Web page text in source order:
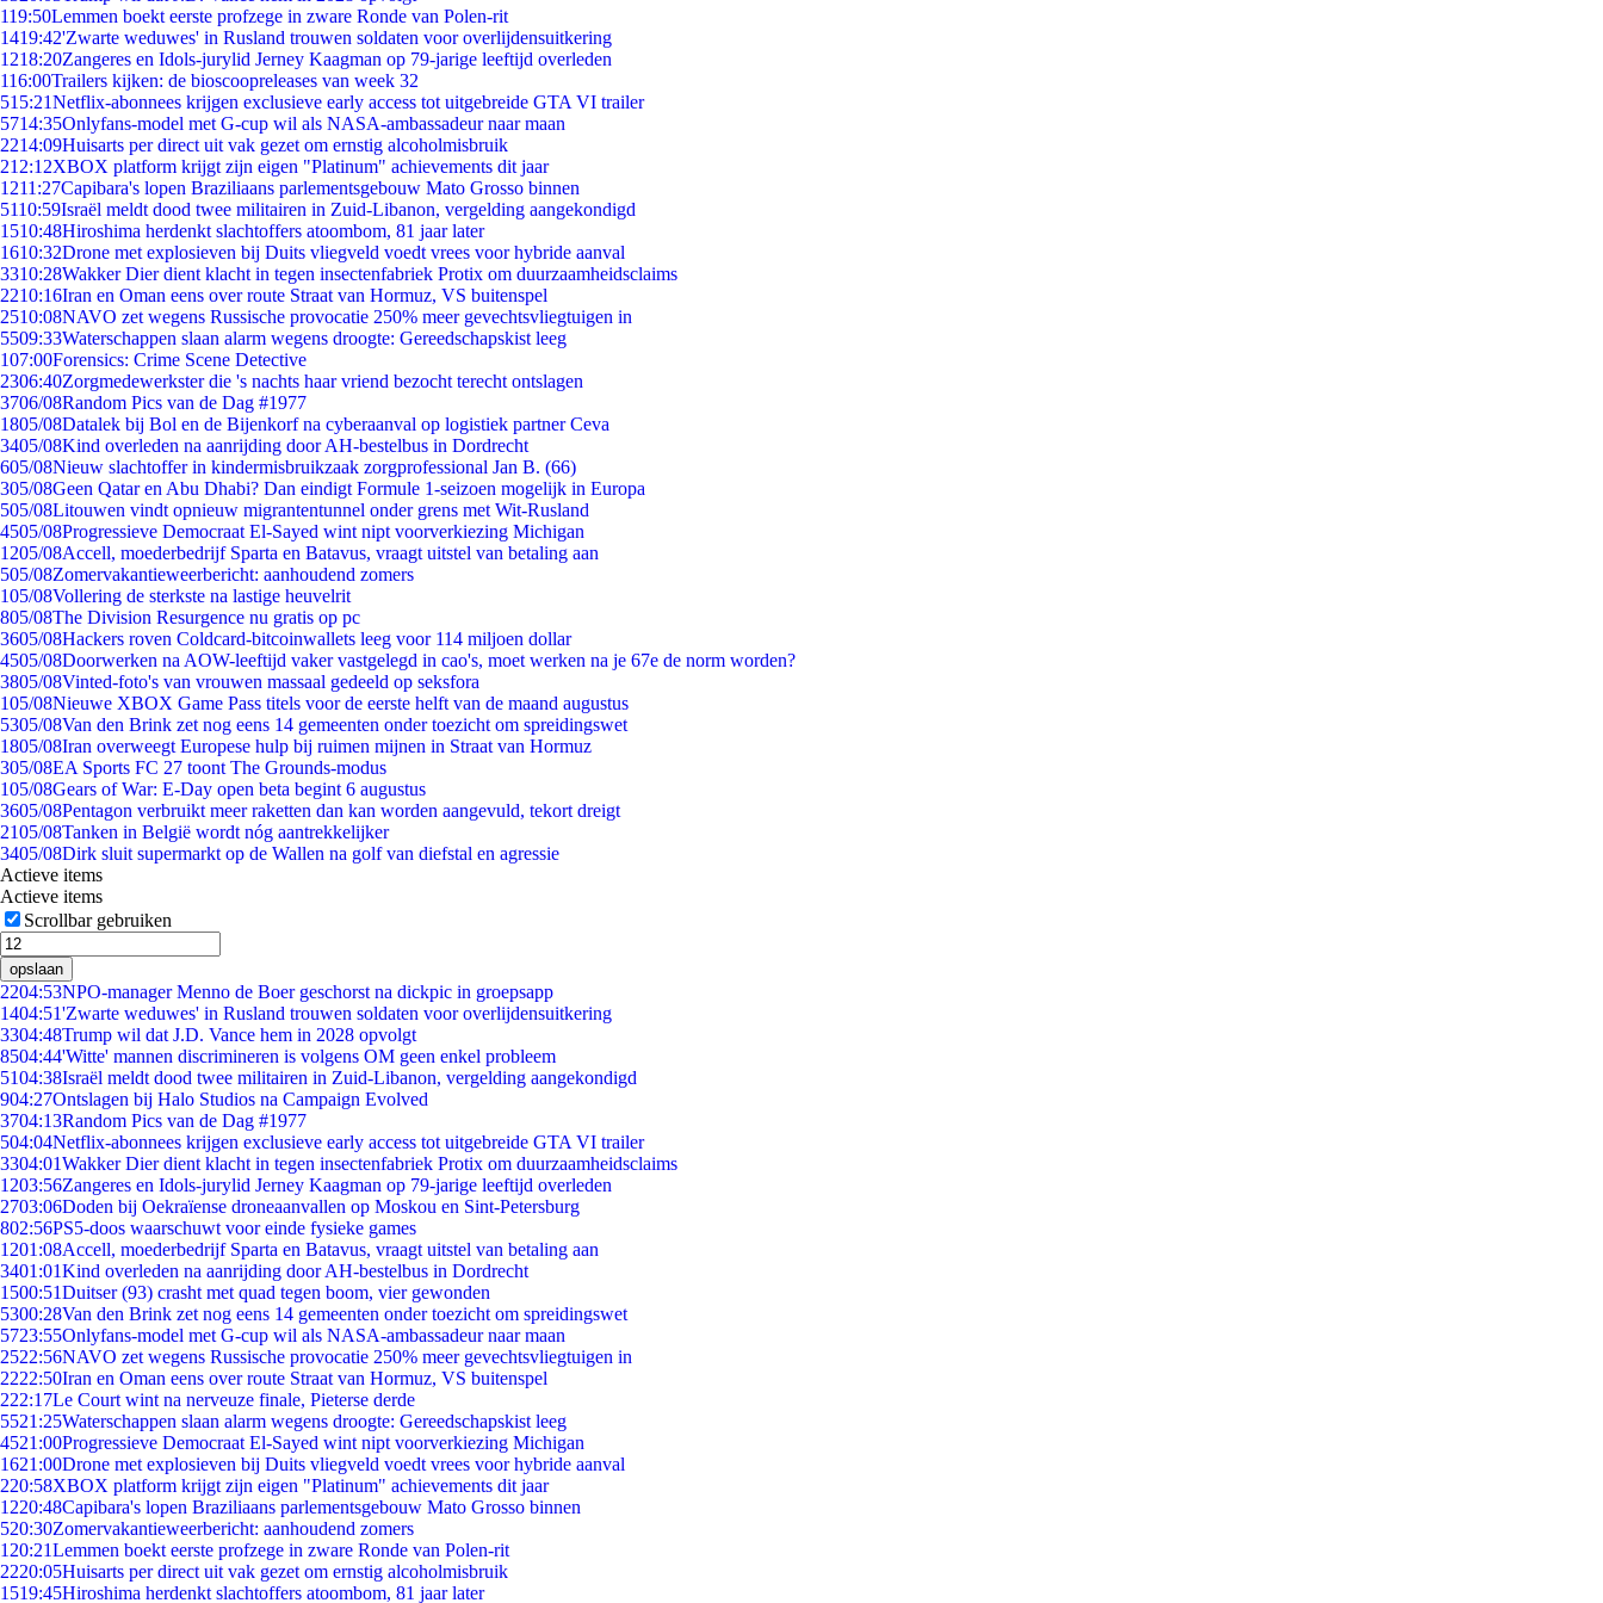
119:50Lemmen boekt eerste profzege in zware Ronde van Polen-rit
1419:42'Zwarte weduwes' in Rusland trouwen soldaten voor overlijdensuitkering
1218:20Zangeres en Idols-jurylid Jerney Kaagman op 79-jarige leeftijd overleden
116:00Trailers kijken: de bioscoopreleases van week 32
515:21Netflix-abonnees krijgen exclusieve early access tot uitgebreide GTA VI trailer
5714:35Onlyfans-model met G-cup wil als NASA-ambassadeur naar maan
2214:09Huisarts per direct uit vak gezet om ernstig alcoholmisbruik
212:12XBOX platform krijgt zijn eigen "Platinum" achievements dit jaar
1211:27Capibara's lopen Braziliaans parlementsgebouw Mato Grosso binnen
5110:59Israël meldt dood twee militairen in Zuid-Libanon, vergelding aangekondigd
1510:48Hiroshima herdenkt slachtoffers atoombom, 81 jaar later
1610:32Drone met explosieven bij Duits vliegveld voedt vrees voor hybride aanval
3310:28Wakker Dier dient klacht in tegen insectenfabriek Protix om duurzaamheidsclaims
2210:16Iran en Oman eens over route Straat van Hormuz, VS buitenspel
2510:08NAVO zet wegens Russische provocatie 250% meer gevechtsvliegtuigen in
5509:33Waterschappen slaan alarm wegens droogte: Gereedschapskist leeg
107:00Forensics: Crime Scene Detective
2306:40Zorgmedewerkster die 's nachts haar vriend bezocht terecht ontslagen
3706/08Random Pics van de Dag #1977
1805/08Datalek bij Bol en de Bijenkorf na cyberaanval op logistiek partner Ceva
3405/08Kind overleden na aanrijding door AH-bestelbus in Dordrecht
605/08Nieuw slachtoffer in kindermisbruikzaak zorgprofessional Jan B. (66)
305/08Geen Qatar en Abu Dhabi? Dan eindigt Formule 1-seizoen mogelijk in Europa
505/08Litouwen vindt opnieuw migrantentunnel onder grens met Wit-Rusland
4505/08Progressieve Democraat El-Sayed wint nipt voorverkiezing Michigan
1205/08Accell, moederbedrijf Sparta en Batavus, vraagt uitstel van betaling aan
505/08Zomervakantieweerbericht: aanhoudend zomers
105/08Vollering de sterkste na lastige heuvelrit
805/08The Division Resurgence nu gratis op pc
3605/08Hackers roven Coldcard-bitcoinwallets leeg voor 114 miljoen dollar
4505/08Doorwerken na AOW-leeftijd vaker vastgelegd in cao's, moet werken na je 67e de norm worden?
3805/08Vinted-foto's van vrouwen massaal gedeeld op seksfora
105/08Nieuwe XBOX Game Pass titels voor de eerste helft van de maand augustus
5305/08Van den Brink zet nog eens 14 gemeenten onder toezicht om spreidingswet
1805/08Iran overweegt Europese hulp bij ruimen mijnen in Straat van Hormuz
305/08EA Sports FC 27 toont The Grounds-modus
105/08Gears of War: E-Day open beta begint 6 augustus
3605/08Pentagon verbruikt meer raketten dan kan worden aangevuld, tekort dreigt
2105/08Tanken in België wordt nóg aantrekkelijker
3405/08Dirk sluit supermarkt op de Wallen na golf van diefstal en agressie
Actieve items
Actieve items
Scrollbar gebruiken
opslaan
2204:53NPO-manager Menno de Boer geschorst na dickpic in groepsapp
1404:51'Zwarte weduwes' in Rusland trouwen soldaten voor overlijdensuitkering
3304:48Trump wil dat J.D. Vance hem in 2028 opvolgt
8504:44'Witte' mannen discrimineren is volgens OM geen enkel probleem
5104:38Israël meldt dood twee militairen in Zuid-Libanon, vergelding aangekondigd
904:27Ontslagen bij Halo Studios na Campaign Evolved
3704:13Random Pics van de Dag #1977
504:04Netflix-abonnees krijgen exclusieve early access tot uitgebreide GTA VI trailer
3304:01Wakker Dier dient klacht in tegen insectenfabriek Protix om duurzaamheidsclaims
1203:56Zangeres en Idols-jurylid Jerney Kaagman op 79-jarige leeftijd overleden
2703:06Doden bij Oekraïense droneaanvallen op Moskou en Sint-Petersburg
802:56PS5-doos waarschuwt voor einde fysieke games
1201:08Accell, moederbedrijf Sparta en Batavus, vraagt uitstel van betaling aan
3401:01Kind overleden na aanrijding door AH-bestelbus in Dordrecht
1500:51Duitser (93) crasht met quad tegen boom, vier gewonden
5300:28Van den Brink zet nog eens 14 gemeenten onder toezicht om spreidingswet
5723:55Onlyfans-model met G-cup wil als NASA-ambassadeur naar maan
2522:56NAVO zet wegens Russische provocatie 250% meer gevechtsvliegtuigen in
2222:50Iran en Oman eens over route Straat van Hormuz, VS buitenspel
222:17Le Court wint na nerveuze finale, Pieterse derde
5521:25Waterschappen slaan alarm wegens droogte: Gereedschapskist leeg
4521:00Progressieve Democraat El-Sayed wint nipt voorverkiezing Michigan
1621:00Drone met explosieven bij Duits vliegveld voedt vrees voor hybride aanval
220:58XBOX platform krijgt zijn eigen "Platinum" achievements dit jaar
1220:48Capibara's lopen Braziliaans parlementsgebouw Mato Grosso binnen
520:30Zomervakantieweerbericht: aanhoudend zomers
1 20:21Lemmen boekt eerste profzege in zware Ronde van Polen-rit
2220:05Huisarts per direct uit vak gezet om ernstig alcoholmisbruik
1519:45Hiroshima herdenkt slachtoffers atoombom, 81 jaar later